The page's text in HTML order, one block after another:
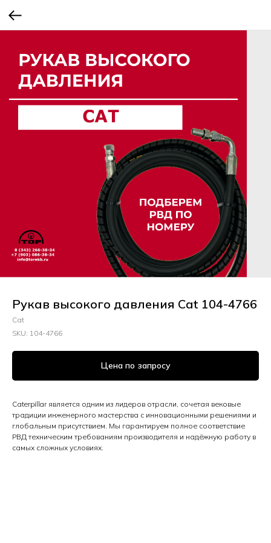
Рукав высокого давления Cat 104-4766
Cat
SKU: 104-4766
Цена по запросу
Caterpillar является одним из лидеров отрасли, сочетая вековые
традиции инженерного мастерства с инновационными решениями и
глобальным присутствием. Мы гарантируем полное соответствие
РВД техническим требованиям производителя и надёжную работу в
самых сложных условиях.